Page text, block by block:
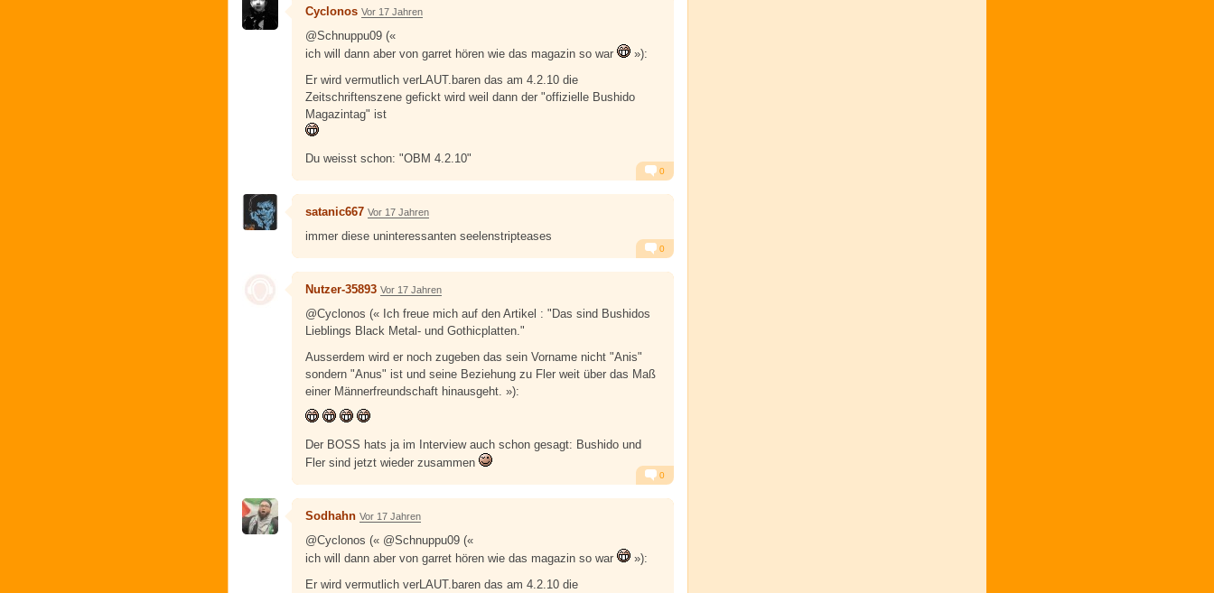
Cyclonos Vor 17 Jahren
@Schnuppu09 («
ich will dann aber von garret hören wie das magazin so war
»):
Er wird vermutlich verLAUT.baren das am 4.2.10 die
Zeitschriftenszene gefickt wird weil dann der "offizielle Bushido
Magazintag" ist
Du weisst schon: "OBM 4.2.10"
Alarm Antworten
0
satanic667 Vor 17 Jahren
immer diese uninteressanten seelenstripteases
Alarm Antworten
0
Nutzer-35893 Vor 17 Jahren
@Cyclonos (« Ich freue mich auf den Artikel : "Das sind Bushidos
Lieblings Black Metal- und Gothicplatten."
Ausserdem wird er noch zugeben das sein Vorname nicht "Anis"
sondern "Anus" ist und seine Beziehung zu Fler weit über das Maß
einer Männerfreundschaft hinausgeht. »):
Der BOSS hats ja im Interview auch schon gesagt: Bushido und
Fler sind jetzt wieder zusammen
Alarm Antworten
0
Sodhahn Vor 17 Jahren
@Cyclonos (« @Schnuppu09 («
ich will dann aber von garret hören wie das magazin so war
»):
Er wird vermutlich verLAUT.baren das am 4.2.10 die